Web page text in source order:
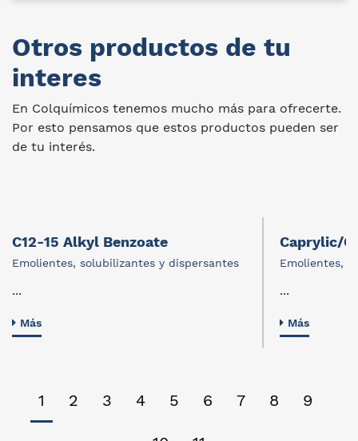
Otros productos de tu
interes
En Colquímicos tenemos mucho más para ofrecerte.
Por esto pensamos que estos productos pueden ser
de tu interés.
C12-15 Alkyl Benzoate
Emolientes, solubilizantes y dispersantes
...
Más
Caprylic/
Emolientes,
...
Más
1 2 3 4 5 6 7 8 9